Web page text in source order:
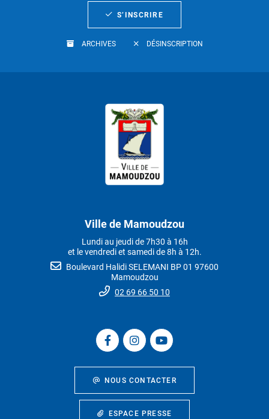
S’INSCRIRE
ARCHIVES DÉSINSCRIPTION
Ville de Mamoudzou
Lundi au jeudi de 7h30 à 16h
et le vendredi et samedi de 8h à 12h.
Boulevard Halidi SELEMANI BP 01 97600
Mamoudzou
02 69 66 50 10
NOUS CONTACTER
ESPACE PRESSE